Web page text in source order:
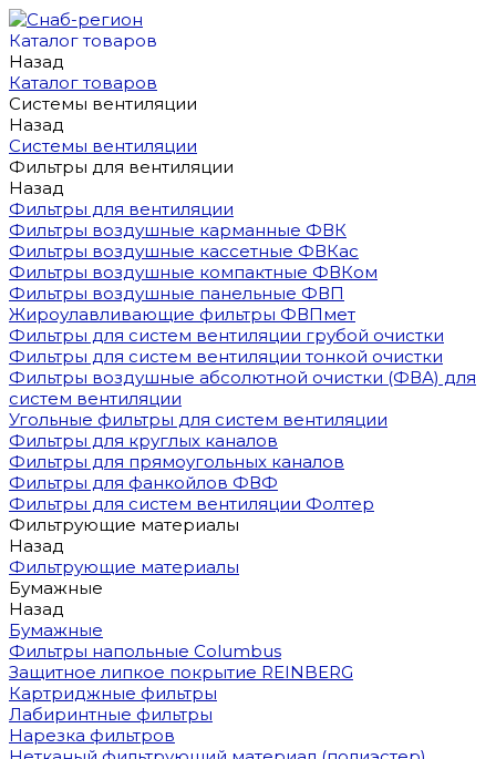
Каталог товаров
Назад
Каталог товаров
Системы вентиляции
Назад
Системы вентиляции
Фильтры для вентиляции
Назад
Фильтры для вентиляции
Фильтры воздушные карманные ФВК
Фильтры воздушные кассетные ФВКас
Фильтры воздушные компактные ФВКом
Фильтры воздушные панельные ФВП
Жироулавливающие фильтры ФВПмет
Фильтры для систем вентиляции грубой очистки
Фильтры для систем вентиляции тонкой очистки
Фильтры воздушные абсолютной очистки (ФВА) для
систем вентиляции
Угольные фильтры для систем вентиляции
Фильтры для круглых каналов
Фильтры для прямоугольных каналов
Фильтры для фанкойлов ФВФ
Фильтры для систем вентиляции Фолтер
Фильтрующие материалы
Назад
Фильтрующие материалы
Бумажные
Назад
Бумажные
Фильтры напольные Columbus
Защитное липкое покрытие REINBERG
Картриджные фильтры
Лабиринтные фильтры
Нарезка фильтров